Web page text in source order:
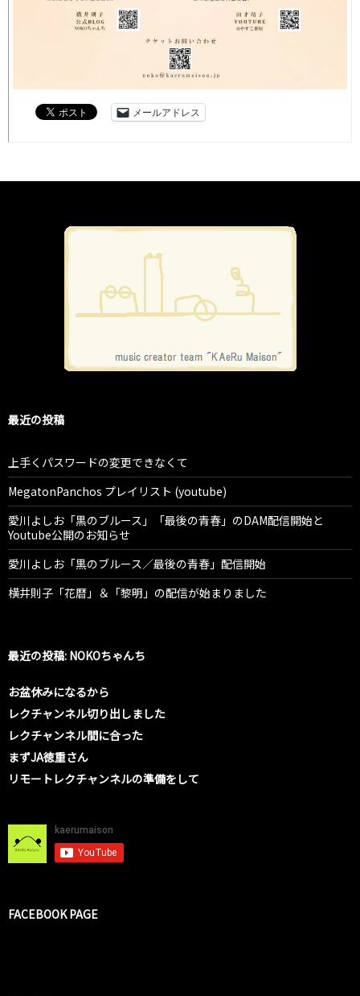
メールアドレス
最近の投稿
上手くパスワードの変更できなくて
MegatonPanchos プレイリスト (youtube)
愛川よしお「黒のブルース」「最後の青春」のDAM配信開始と
Youtube公開のお知らせ
愛川よしお「黒のブルース／最後の青春」配信開始
横井則子「花暦」＆「黎明」の配信が始まりました
最近の投稿: NOKOちゃんち
お盆休みになるから
レクチャンネル切り出しました
レクチャンネル間に合った
まずJA徳重さん
リモートレクチャンネルの準備をして
FACEBOOK PAGE